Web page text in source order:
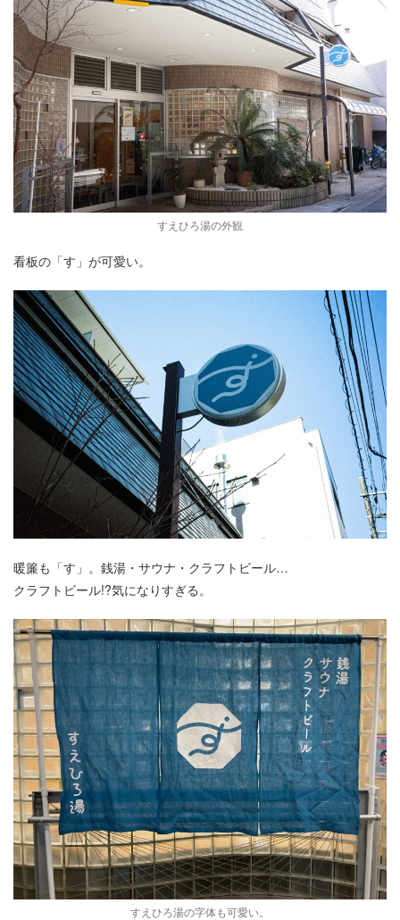
すえひろ湯の外観
看板の「す」が可愛い。
暖簾も「す」。銭湯・サウナ・クラフトビール…
クラフトビール!?気になりすぎる。
すえひろ湯の字体も可愛い。